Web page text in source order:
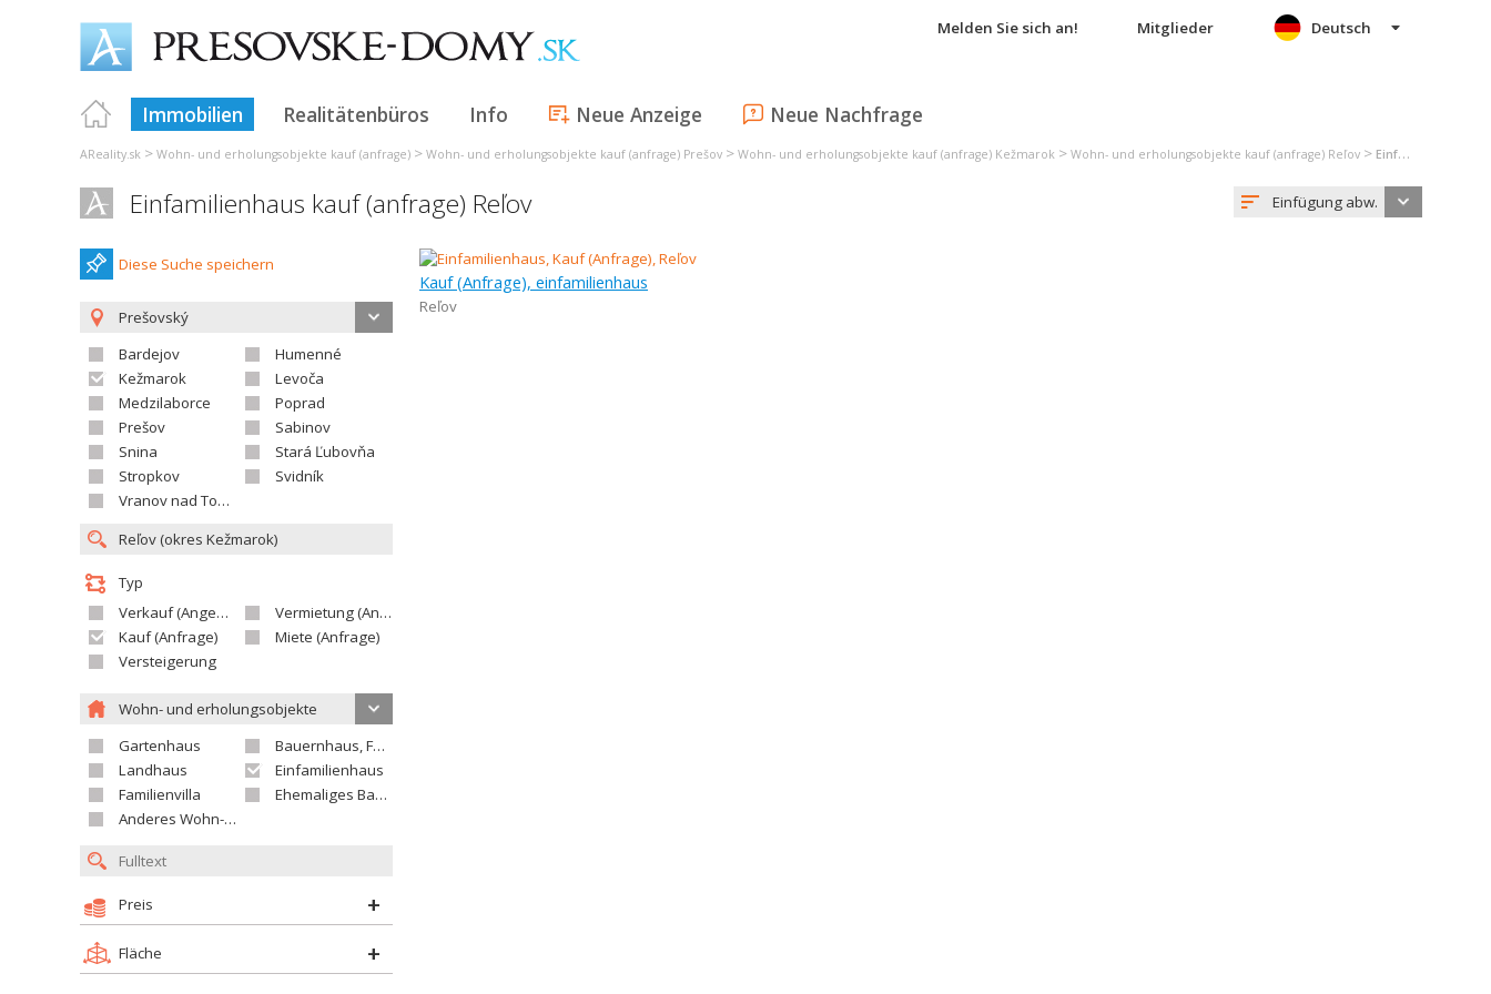
Melden Sie sich an! Mitglieder
Immobilien Realitätenbüros Info Neue Anzeige Neue Nachfrage
Deutsch
AReality.sk > Wohn- und erholungsobjekte kauf (anfrage) > Wohn- und erholungsobjekte kauf (anfrage) Prešov > Wohn- und erholungsobjekte kauf (anfrage) Kežmarok > Wohn- und erholungsobjekte kauf (anfrage) Reľov > Einfamilienhaus kauf (anfrage) Reľov
Einfamilienhaus kauf (anfrage) Reľov Einfügung abw.
Diese Suche speichern
Prešovský
Bardejov
Humenné
Kežmarok
Levoča
Medzilaborce
Poprad
Prešov
Sabinov
Snina
Stará Ľubovňa
Stropkov
Svidník
Vranov nad Topľou
Typ
Verkauf (Angebot)
Vermietung (Angebot)
Kauf (Anfrage)
Miete (Anfrage)
Versteigerung
Wohn- und erholungsobjekte
Gartenhaus
Bauernhaus, Ferienhaus
Landhaus
Einfamilienhaus
Familienvilla
Ehemaliges Bauerngut
Anderes Wohn- oder Ferienobjekt
Preis
Fläche
Kauf (Anfrage), einfamilienhaus
Reľov